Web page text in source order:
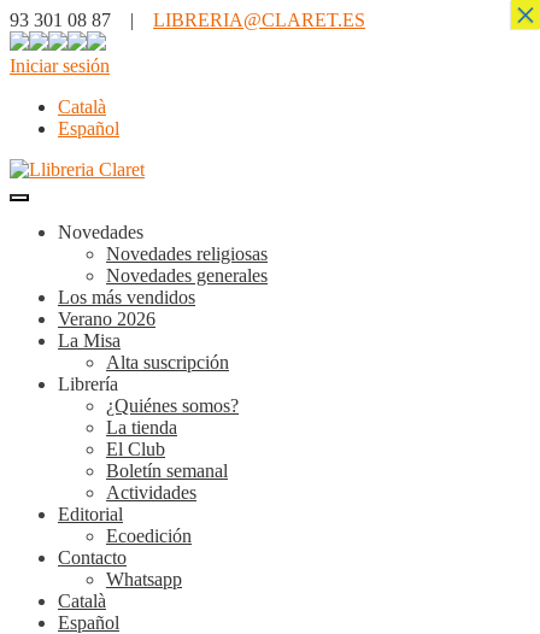
93 301 08 87 | LIBRERIA@CLARET.ES
Iniciar sesión
Català
Español
Novedades
Novedades religiosas
Novedades generales
Los más vendidos
Verano 2026
La Misa
Alta suscripción
Librería
¿Quiénes somos?
La tienda
El Club
Boletín semanal
Actividades
Editorial
Ecoedición
Contacto
Whatsapp
Català
Español
×